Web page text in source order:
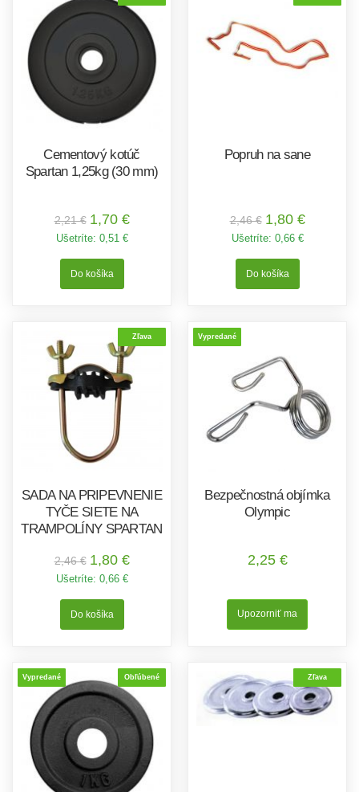
Cementový kotúč
Spartan 1,25kg (30 mm)
2,21 € 1,70 €
Ušetríte: 0,51 €
Popruh na sane
2,46 € 1,80 €
Ušetríte: 0,66 €
Zľava
SADA NA PRIPEVNENIE
TYČE SIETE NA
TRAMPOLÍNY SPARTAN
2,46 € 1,80 €
Ušetríte: 0,66 €
Vypredané
Bezpečnostná objímka
Olympic
2,25 €
Upozorniť ma
Vypredané Obľúbené Zľava